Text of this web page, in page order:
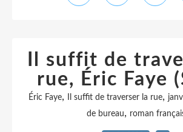
Il suffit de
rue, Éric Faye
Éric Faye, Il suffit de traverser la rue,
de bureau, roman